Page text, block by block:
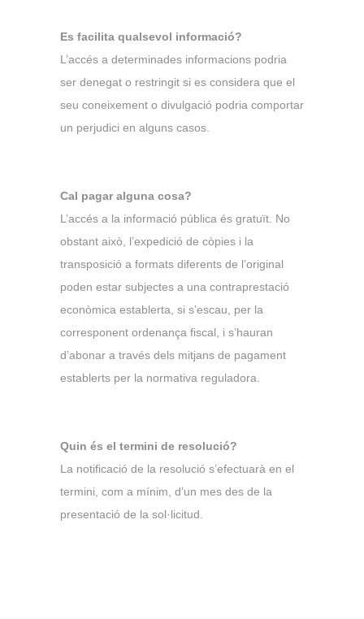
Es facilita qualsevol informació?
L’accés a determinades informacions podria
ser denegat o restringit si es considera que el
seu coneixement o divulgació podria comportar
un perjudici en alguns casos.
Cal pagar alguna cosa?
L’accés a la informació pública és gratuït. No
obstant això, l’expedició de còpies i la
transposició a formats diferents de l’original
poden estar subjectes a una contraprestació
econòmica establerta, si s’escau, per la
corresponent ordenança fiscal, i s’hauran
d’abonar a través dels mitjans de pagament
establerts per la normativa reguladora.
Quin és el termini de resolució?
La notificació de la resolució s’efectuarà en el
termini, com a mínim, d’un mes des de la
presentació de la sol·licitud.